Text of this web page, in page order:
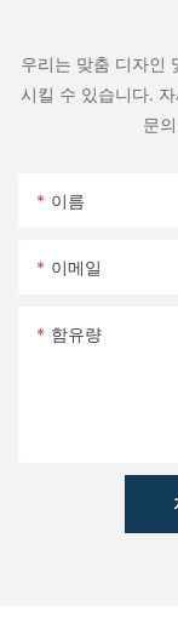
우리는 맞춤 디자인
시킬 수 있습니다.
문
이름
이메일
함유량